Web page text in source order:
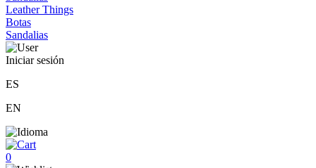
Leather Things
Botas
Sandalias
Iniciar sesión
ES
EN
0